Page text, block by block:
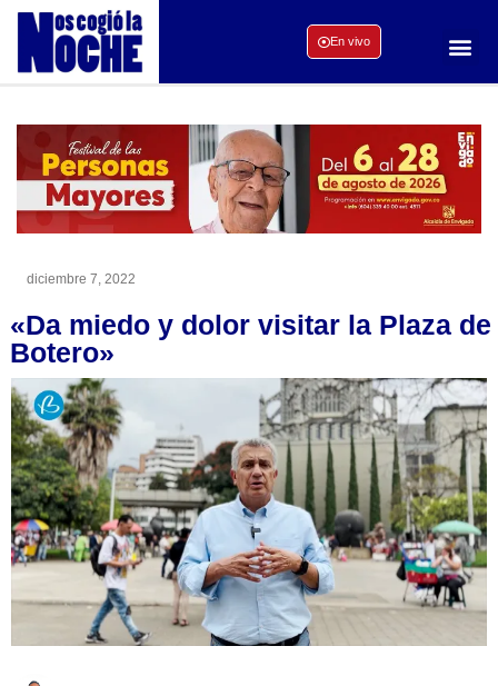
En vivo
diciembre 7, 2022
«Da miedo y dolor visitar la Plaza de
Botero»